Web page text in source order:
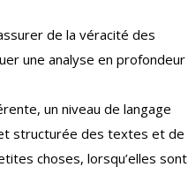
de la véracité des
une analyse en profondeur
un niveau de langage
structurée des textes et de
choses, lorsqu’elles sont